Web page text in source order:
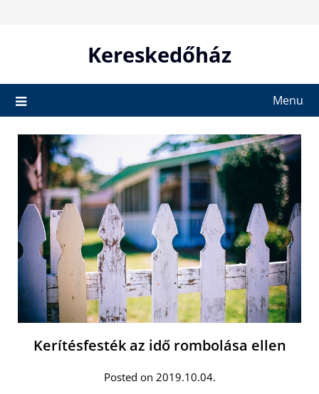
Kereskedőház
Menu
Kerítésfesték az idő rombolása ellen
Posted on 2019.10.04.